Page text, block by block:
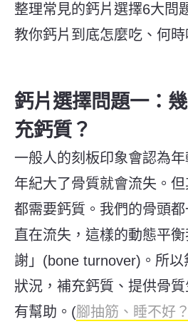
整理常見的鈣片選擇6大問
教你鈣片到底怎麼吃、何時
鈣片選擇問題一：
充鈣質？
一般人的刻板印象會認為年
年紀大了骨質就會流失。
都需要鈣質。我們的骨頭
直在流失，這樣的動態平
謝」(bone turnover)。所
狀況，補充鈣質、提供骨
有幫助。(腳抽筋、睡不好